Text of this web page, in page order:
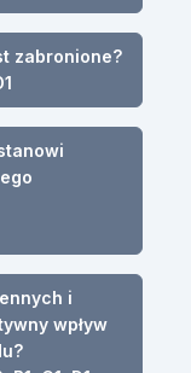
zabronione?
i
wpływ